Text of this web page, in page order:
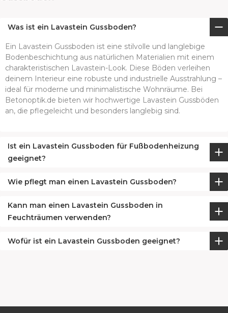
Was ist ein Lavastein Gussboden?
Ein Lavastein Gussboden ist eine stilvolle und langlebige
Bodenbeschichtung aus natürlichen Materialien mit einem
charakteristischen Lavastein-Look. Diese Böden verleihen
deinem Interieur eine robuste und industrielle Ausstrahlung –
ideal für moderne und minimalistische Wohnräume. Bei
Betonoptik.de bieten wir hochwertige Lavastein Gussböden
an, die pflegeleicht und besonders langlebig sind.
Ist ein Lavastein Gussboden für Fußbodenheizung
geeignet?
Wie pflegt man einen Lavastein Gussboden?
Kann man einen Lavastein Gussboden in
Feuchträumen verwenden?
Wofür ist ein Lavastein Gussboden geeignet?